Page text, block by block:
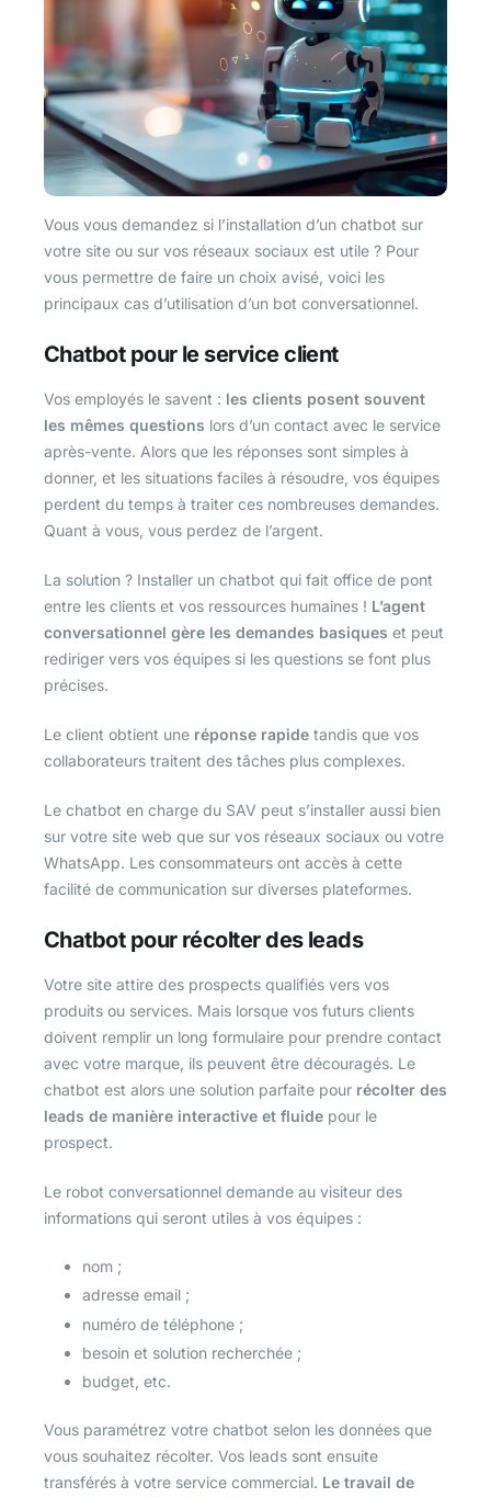
Vous vous demandez si l’installation d’un chatbot sur
votre site ou sur vos réseaux sociaux est utile ? Pour
vous permettre de faire un choix avisé, voici les
principaux cas d’utilisation d’un bot conversationnel.
Chatbot pour le service client
Vos employés le savent : les clients posent souvent
les mêmes questions lors d’un contact avec le service
après-vente. Alors que les réponses sont simples à
donner, et les situations faciles à résoudre, vos équipes
perdent du temps à traiter ces nombreuses demandes.
Quant à vous, vous perdez de l’argent.
La solution ? Installer un chatbot qui fait office de pont
entre les clients et vos ressources humaines ! L’agent
conversationnel gère les demandes basiques et peut
rediriger vers vos équipes si les questions se font plus
précises.
Le client obtient une réponse rapide tandis que vos
collaborateurs traitent des tâches plus complexes.
Le chatbot en charge du SAV peut s’installer aussi bien
sur votre site web que sur vos réseaux sociaux ou votre
WhatsApp. Les consommateurs ont accès à cette
facilité de communication sur diverses plateformes.
Chatbot pour récolter des leads
Votre site attire des prospects qualifiés vers vos
produits ou services. Mais lorsque vos futurs clients
doivent remplir un long formulaire pour prendre contact
avec votre marque, ils peuvent être découragés. Le
chatbot est alors une solution parfaite pour récolter des
leads de manière interactive et fluide pour le
prospect.
Le robot conversationnel demande au visiteur des
informations qui seront utiles à vos équipes :
nom ;
adresse email ;
numéro de téléphone ;
besoin et solution recherchée ;
budget, etc.
Vous paramétrez votre chatbot selon les données que
vous souhaitez récolter. Vos leads sont ensuite
transférés à votre service commercial. Le travail de